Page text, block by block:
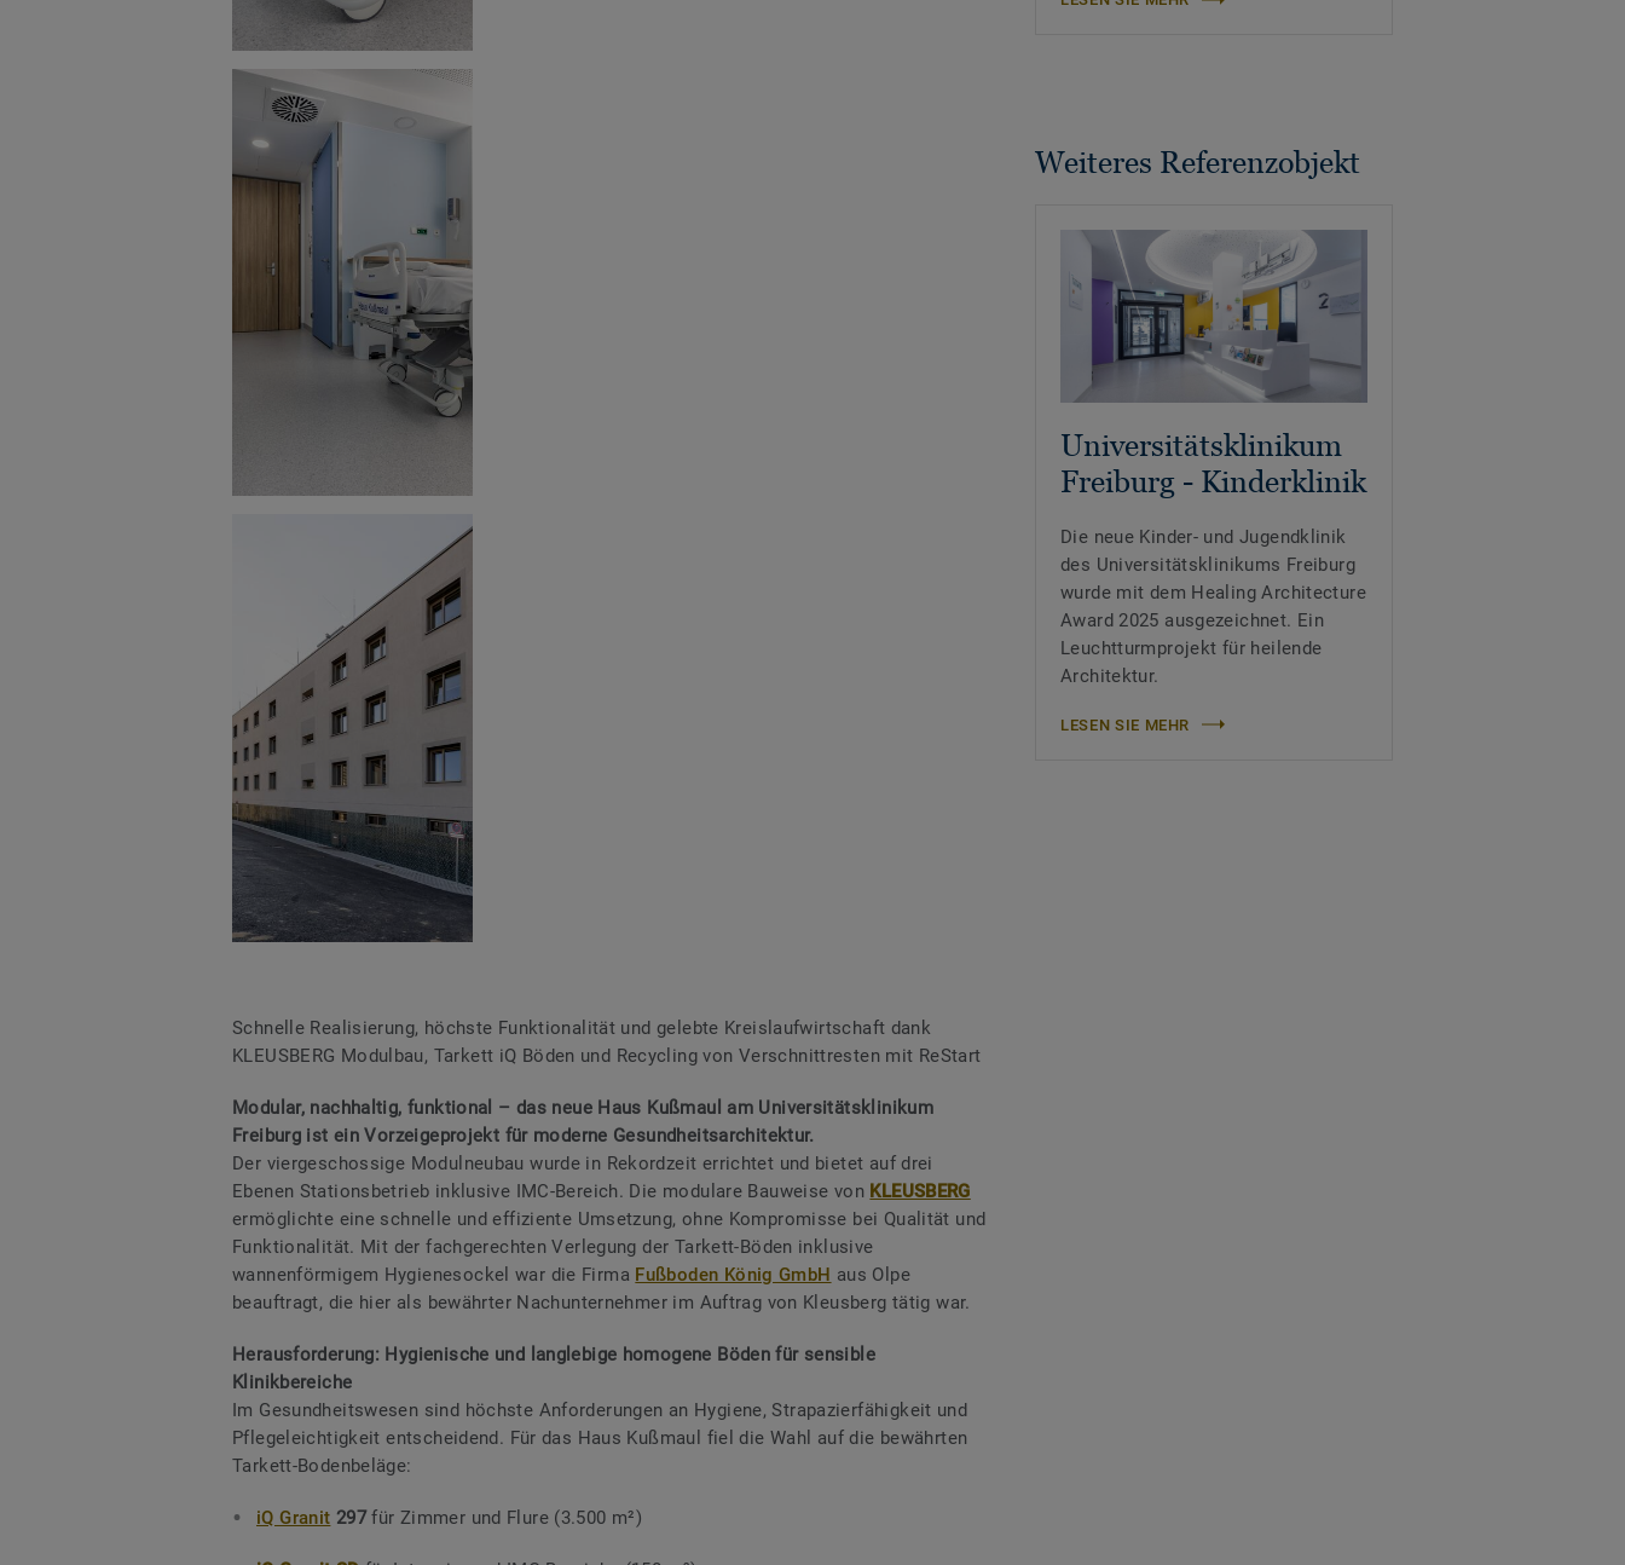
Schnelle Realisierung, höchste Funktionalität und gelebte Kreislaufwirtschaft dank
KLEUSBERG Modulbau, Tarkett iQ Böden und Recycling von Verschnittresten mit ReStart
Modular, nachhaltig, funktional – das neue Haus Kußmaul am Universitätsklinikum
Freiburg ist ein Vorzeigeprojekt für moderne Gesundheitsarchitektur.
Der viergeschossige Modulneubau wurde in Rekordzeit errichtet und bietet auf drei
Ebenen Stationsbetrieb inklusive IMC-Bereich. Die modulare Bauweise von KLEUSBERG
ermöglichte eine schnelle und effiziente Umsetzung, ohne Kompromisse bei Qualität und
Funktionalität. Mit der fachgerechten Verlegung der Tarkett-Böden inklusive
wannenförmigem Hygienesockel war die Firma Fußboden König GmbH aus Olpe
beauftragt, die hier als bewährter Nachunternehmer im Auftrag von Kleusberg tätig war.
Herausforderung: Hygienische und langlebige homogene Böden für sensible
Klinikbereiche
Im Gesundheitswesen sind höchste Anforderungen an Hygiene, Strapazierfähigkeit und
Pflegeleichtigkeit entscheidend. Für das Haus Kußmaul fiel die Wahl auf die bewährten
Tarkett-Bodenbeläge:
iQ Granit 297für Zimmer und Flure (3.500 m²)
Weiteres Referenzobjekt
Universitätsklinikum
Freiburg - Kinderklinik
Die neue Kinder- und Jugendklinik
des Universitätsklinikums Freiburg
wurde mit dem Healing Architecture
Award 2025 ausgezeichnet. Ein
Leuchtturmprojekt für heilende
Architektur.
LESEN SIE MEHR